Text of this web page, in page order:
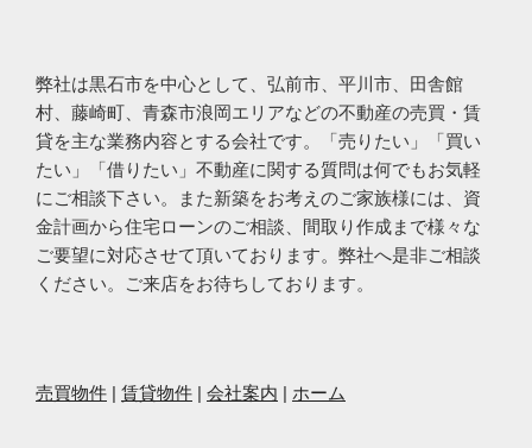
弊社は黒石市を中心として、弘前市、平川市、田舎館
村、藤崎町、青森市浪岡エリアなどの不動産の売買・賃
貸を主な業務内容とする会社です。「売りたい」「買い
たい」「借りたい」不動産に関する質問は何でもお気軽
にご相談下さい。また新築をお考えのご家族様には、資
金計画から住宅ローンのご相談、間取り作成まで様々な
ご要望に対応させて頂いております。弊社へ是非ご相談
ください。ご来店をお待ちしております。
売買物件 | 賃貸物件 | 会社案内 | ホーム